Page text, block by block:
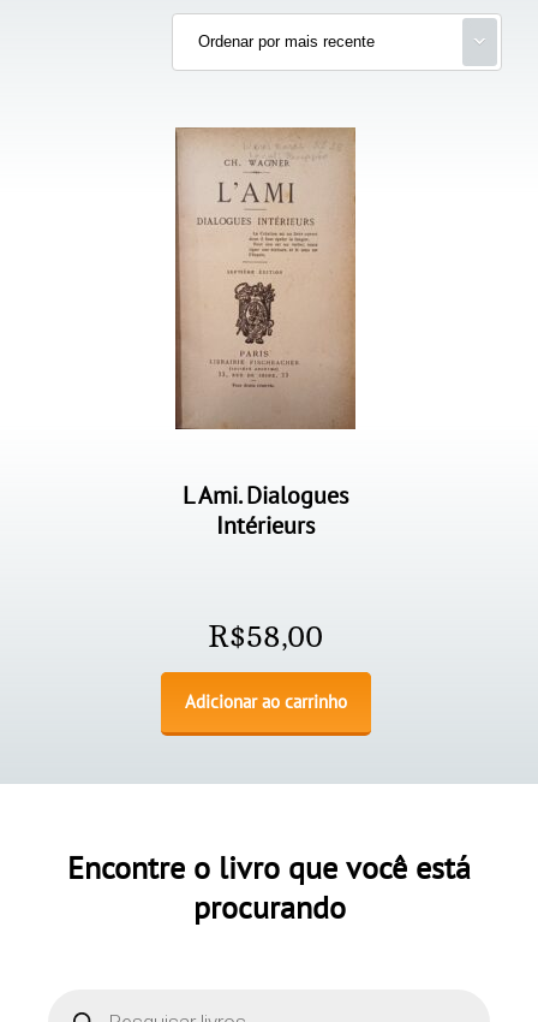
L Ami. Dialogues
Intérieurs
R$58,00
Adicionar ao carrinho
Encontre o livro que você está
procurando